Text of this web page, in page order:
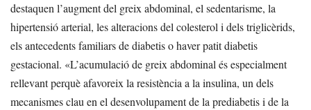
destaquen l’augment del greix abdominal, el sedentarisme, la
hipertensió arterial, les alteracions del colesterol i dels triglicèrids,
els antecedents familiars de diabetis o haver patit diabetis
gestacional. «L’acumulació de greix abdominal és especialment
rellevant perquè afavoreix la resistència a la insulina, un dels
mecanismes clau en el desenvolupament de la prediabetis i de la